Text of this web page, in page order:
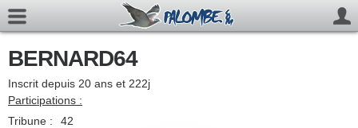
BERNARD64
Inscrit depuis 20 ans et 222j
Participations :
Tribune :
42